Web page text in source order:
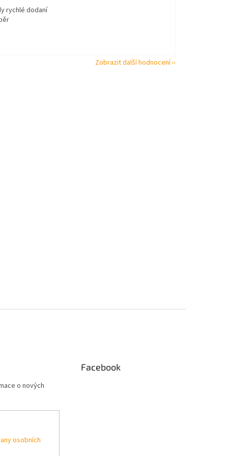
rychlé dodaní
Zobrazit další hodnocení
o nových
osobních
Facebook